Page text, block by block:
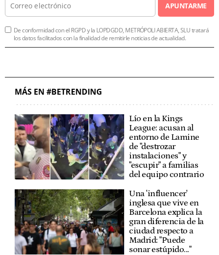
APUNTARME
De conformidad con el RGPD y la LOPDGDD, METRÓPOLI ABIERTA, SLU tratará
los datos facilitados con la finalidad de remitirle noticias de actualidad.
MÁS EN #BETRENDING
Lío en la Kings
League: acusan al
entorno de Lamine
de "destrozar
instalaciones" y
"escupir" a familias
del equipo contrario
Una 'influencer'
inglesa que vive en
Barcelona explica la
gran diferencia de la
ciudad respecto a
Madrid: "Puede
sonar estúpido..."